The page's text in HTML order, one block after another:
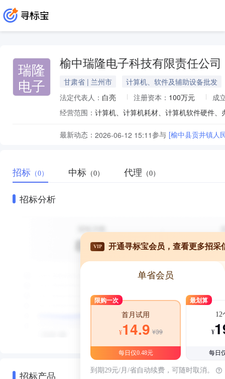
瑞隆
电子
榆中瑞隆电子科技有限责任公司
甘肃省 | 兰州市
计算机、软件及辅助设备批发
法定代表人： 白亮 注册资本： 100万元
成
经营范围：
最新动态： 2026-06-12 15:11参与 [榆中县贡井镇人
招标 （0） 中标 （0） 代理 （0）
招标分析
招标产品
VIP 开通寻标宝会员，查看更多招采
单省会员
限购一次
首月试用
¥14.9 ¥39
每日仅0.48元
最划算
12
¥
每日
到期29元/月/省自动续费，可随时取消。